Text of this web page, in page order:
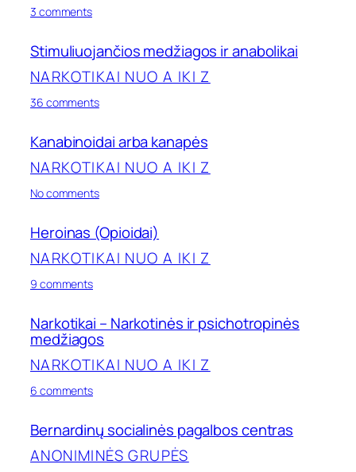
3 commentson
Stimuliuojančios medžiagos ir anabolikai
NARKOTIKAI NUO A IKI Z
36 commentson
ir
anabolikai
Kanabinoidai arba kanapės
NARKOTIKAI NUO A IKI Z
No commentson
arba
kanapės
Heroinas (Opioidai)
NARKOTIKAI NUO A IKI Z
9 commentson
Narkotikai – Narkotinės ir psichotropinės
medžiagos
NARKOTIKAI NUO A IKI Z
6 commentson
Narkotinės
ir
psichotropinės
Bernardinų socialinės pagalbos centras
ANONIMINĖS GRUPĖS